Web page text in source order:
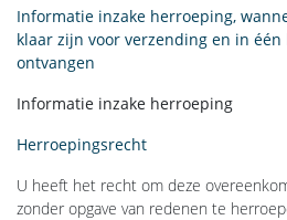
Informatie inzake herroeping,
klaar zijn voor verzending en in
ontvangen
Informatie inzake herroeping
Herroepingsrecht
U heeft het recht om deze
zonder opgave van redenen te